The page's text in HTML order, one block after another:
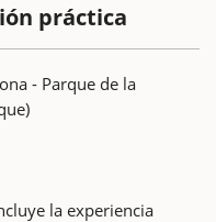
práctica
- Parque de la
la experiencia